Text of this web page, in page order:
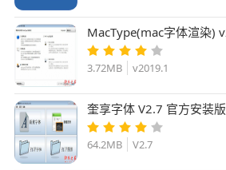
MacType(mac字体渲染)
多语中文安装版
3.72MB v2019.1
奎享字体 V2.7 官方安装版
64.2MB V2.7